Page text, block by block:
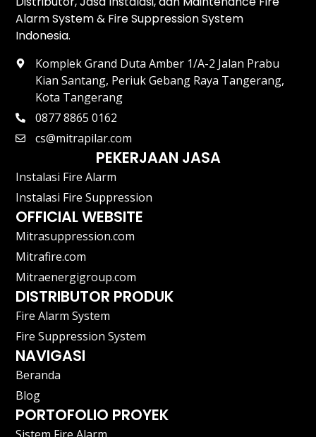
Alarm System & Fire Suppression System
Indonesia.
Komplek Grand Duta Amber 1/A-2 Jalan Prabu
Kian Santang, Periuk Gebang Raya Tangerang,
Kota Tangerang
0877 8865 0162
cs@mitrapilar.com
PEKERJAAN JASA
Instalasi Fire Alarm
Instalasi Fire Suppression
OFFICIAL WEBSITE
Mitrasuppression.com
Mitrafire.com
Mitraenergigroup.com
DISTRIBUTOR PRODUK
Fire Alarm System
Fire Suppression System
NAVIGASI
Beranda
Blog
PORTOFOLIO PROYEK